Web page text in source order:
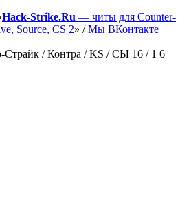
Hack-Strike.Ru — читы для Counter-
Source, CS 2» /Мы ВКонтакте
Страйк / Контра / KS / СЫ 16 / 1 6